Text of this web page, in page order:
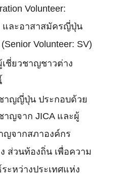
Volunteer:
และอาสาสมัครญี่ปุ่น
Volunteer: SV)
ชี่ยวชาญชาวต่าง
าญญี่ปุ่น ประกอบด้วย
าญจาก JICA และผู้
ญจากสภาองค์กร
ส่วนท้องถิ่น เพื่อความ
ะหว่างประเทศแห่ง